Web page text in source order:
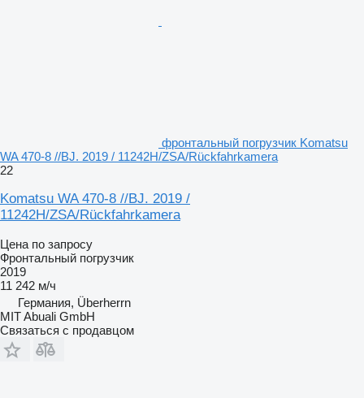
фронтальный погрузчик Komatsu
WA 470-8 //BJ. 2019 / 11242H/ZSA/Rückfahrkamera
22
Komatsu WA 470-8 //BJ. 2019 /
11242H/ZSA/Rückfahrkamera
Цена по запросу
Фронтальный погрузчик
2019
11 242 м/ч
Германия, Überherrn
MIT Abuali GmbH
Связаться с продавцом